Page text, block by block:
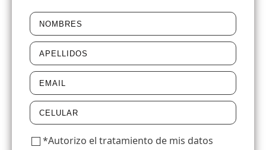
*Autorizo el tratamiento de mis datos